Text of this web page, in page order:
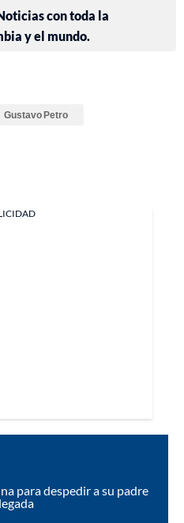
con toda la
y el mundo.
Gustavo Petro
para despedir a su padre